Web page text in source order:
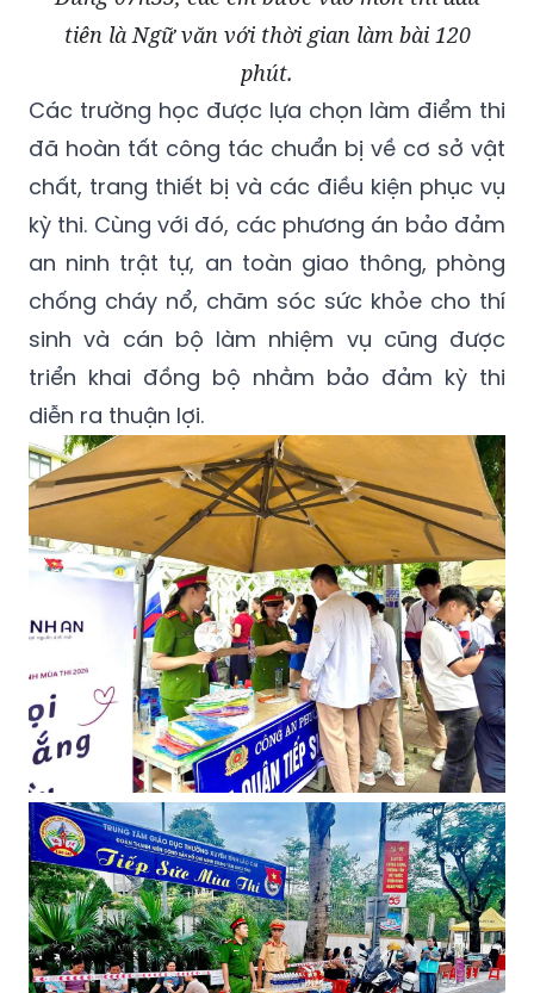
tiên là Ngữ văn với thời gian làm bài 120
phút.
Các trường học được lựa chọn làm điểm thi
đã hoàn tất công tác chuẩn bị về cơ sở vật
chất, trang thiết bị và các điều kiện phục vụ
kỳ thi. Cùng với đó, các phương án bảo đảm
an ninh trật tự, an toàn giao thông, phòng
chống cháy nổ, chăm sóc sức khỏe cho thí
sinh và cán bộ làm nhiệm vụ cũng được
triển khai đồng bộ nhằm bảo đảm kỳ thi
diễn ra thuận lợi.